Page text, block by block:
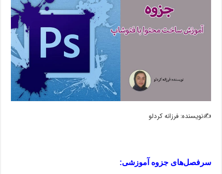
✍️نویسنده: فرزانه کردلو
سرفصل‌های جزوه آموزشی: